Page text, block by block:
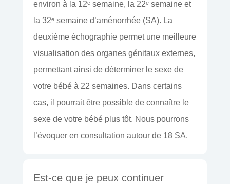
environ à la 12ᵉ semaine, la 22ᵉ semaine et
la 32ᵉ semaine d’aménorrhée (SA). La
deuxième échographie permet une meilleure
visualisation des organes génitaux externes,
permettant ainsi de déterminer le sexe de
votre bébé à 22 semaines. Dans certains
cas, il pourrait être possible de connaître le
sexe de votre bébé plus tôt. Nous pourrons
l’évoquer en consultation autour de 18 SA.
Est-ce que je peux continuer